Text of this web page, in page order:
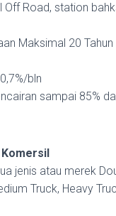
Off Road, station
Maksimal 20
bln
sampai 85%
Komersil
jenis atau merek
Truck, Heavy